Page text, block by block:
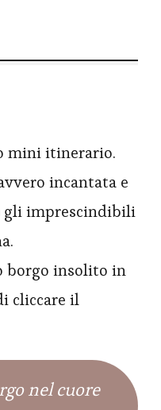
mini itinerario.
incantata e
gli imprescindibili
borgo insolito in
cliccare il
nel cuore